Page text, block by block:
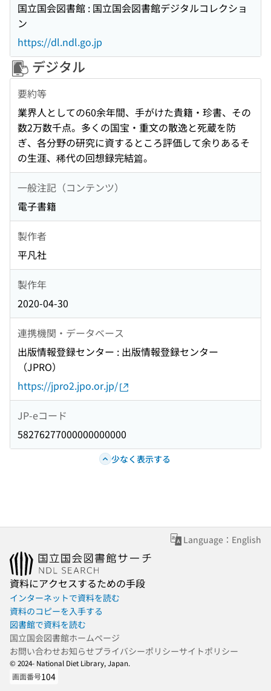
国立国会図書館 : 国立国会図書館デジタルコレクショ
ン
https://dl.ndl.go.jp
デジタル
要約等
業界人としての60余年間、手がけた貴籍・珍書、その
数2万数千点。多くの国宝・重文の散逸と死蔵を防
ぎ、各分野の研究に資するところ評価して余りあるそ
の生涯、稀代の回想録完結篇。
一般注記（コンテンツ）
電子書籍
製作者
平凡社
製作年
2020-04-30
連携機関・データベース
出版情報登録センター : 出版情報登録センター
（JPRO）
https://jpro2.jpo.or.jp/
JP-eコード
58276277000000000000
少なく表示する
Language：English
資料にアクセスするための手段
インターネットで資料を読む
資料のコピーを入手する
図書館で資料を読む
国立国会図書館ホームページ
お問い合わせお知らせプライバシーポリシーサイトポリシー
© 2024- National Diet Library, Japan.
画面番号104